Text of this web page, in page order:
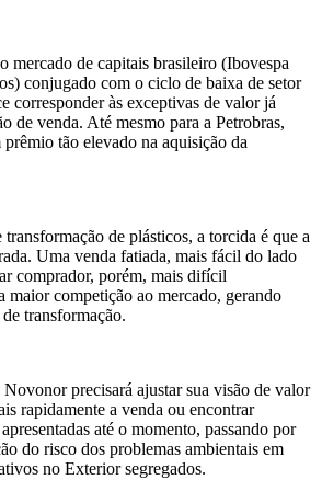
mercado de capitais brasileiro (Ibovespa
conjugado com o ciclo de baixa de setor
corresponder às exceptivas de valor já
de venda. Até mesmo para a Petrobras,
tão elevado na aquisição da
de plásticos, a torcida é que a
Uma venda fatiada, mais fácil do lado
comprador, porém, mais difícil
maior competição ao mercado, gerando
transformação.
precisará ajustar sua visão de valor
rapidamente a venda ou encontrar
até o momento, passando por
do risco dos problemas ambientais em
no Exterior segregados.